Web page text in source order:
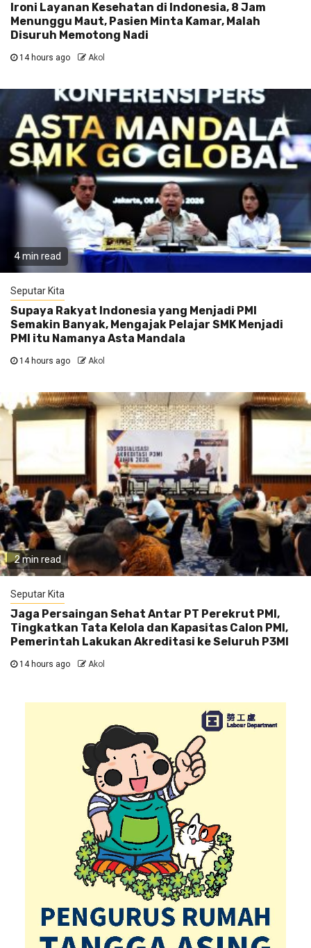
Ironi Layanan Kesehatan di Indonesia, 8 Jam
Menunggu Maut, Pasien Minta Kamar, Malah
Disuruh Memotong Nadi
14 hours ago Akol
4 min read
Seputar Kita
Supaya Rakyat Indonesia yang Menjadi PMI
Semakin Banyak, Mengajak Pelajar SMK Menjadi
PMI itu Namanya Asta Mandala
14 hours ago Akol
2 min read
Seputar Kita
Jaga Persaingan Sehat Antar PT Perekrut PMI,
Tingkatkan Tata Kelola dan Kapasitas Calon PMI,
Pemerintah Lakukan Akreditasi ke Seluruh P3MI
14 hours ago Akol